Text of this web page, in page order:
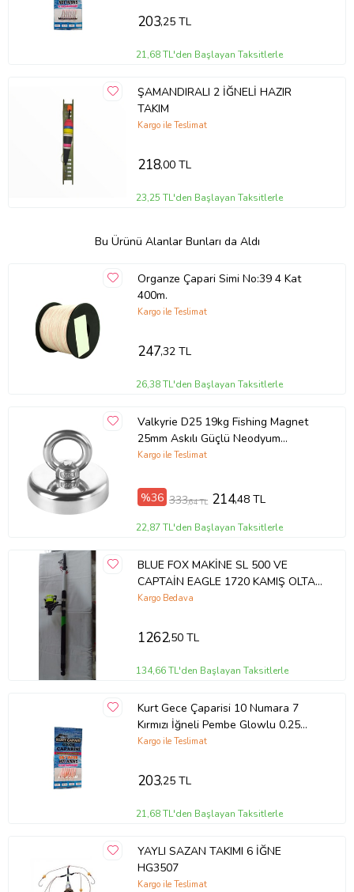
203,25 TL
21,68 TL'den Başlayan Taksitlerle
ŞAMANDIRALI 2 İĞNELİ HAZIR
TAKIM
Kargo ile Teslimat
218,00 TL
23,25 TL'den Başlayan Taksitlerle
Bu Ürünü Alanlar Bunları da Aldı
Organze Çapari Simi No:39 4 Kat
400m.
Kargo ile Teslimat
247,32 TL
26,38 TL'den Başlayan Taksitlerle
Valkyrie D25 19kg Fishing Magnet
25mm Askılı Güçlü Neodyum
Mıknatıs
Kargo ile Teslimat
%36 333,64 TL 214,48 TL
22,87 TL'den Başlayan Taksitlerle
BLUE FOX MAKİNE SL 500 VE
CAPTAİN EAGLE 1720 KAMIŞ OLTA
TAKIMI 3 METRE
Kargo Bedava
1262,50 TL
134,66 TL'den Başlayan Taksitlerle
Kurt Gece Çaparisi 10 Numara 7
Kırmızı İğneli Pembe Glowlu 0.25
Beden 0.15 Kısa Köstek
Kargo ile Teslimat
203,25 TL
21,68 TL'den Başlayan Taksitlerle
YAYLI SAZAN TAKIMI 6 İĞNE
HG3507
Kargo ile Teslimat